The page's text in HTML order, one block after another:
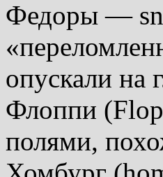
Федоры —
опускали на
Флоппи
полями,